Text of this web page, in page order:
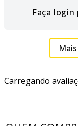
Faça login
Carregando